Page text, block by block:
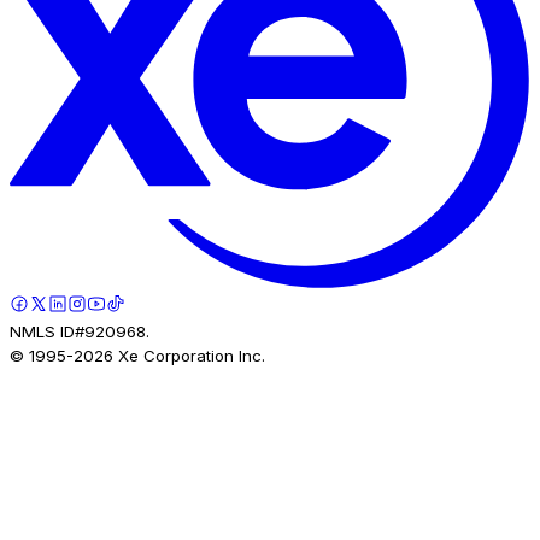
NMLS ID#920968.
© 1995-2026 Xe Corporation Inc.